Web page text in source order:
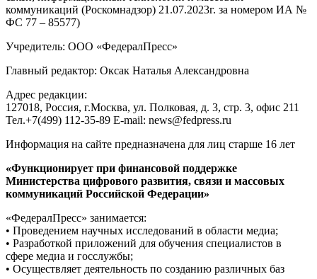
коммуникаций (Роскомнадзор) 21.07.2023г. за номером ИА №
ФС 77 – 85577)
Учредитель: ООО «ФедералПресс»
Главный редактор: Оксак Наталья Александровна
Адрес редакции:
127018, Россия, г.Москва, ул. Полковая, д. 3, стр. 3, офис 211
Тел.+7(499) 112-35-89 E-mail: news@fedpress.ru
Информация на сайте предназначена для лиц старше 16 лет
«Функционирует при финансовой поддержке
Министерства цифрового развития, связи и массовых
коммуникаций Российской Федерации»
«ФедералПресс» занимается:
• Проведением научных исследований в области медиа;
• Разработкой приложений для обучения специалистов в
сфере медиа и госслужбы;
• Осуществляет деятельность по созданию различных баз